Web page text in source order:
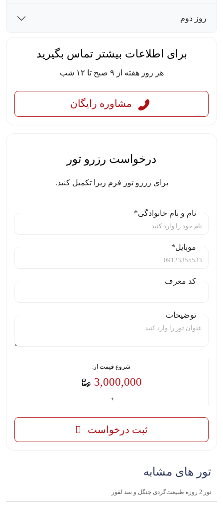
روز دوم
برای اطلاعات بیشتر تماس بگیرید
هر روز هفته از ۹ صبح تا ۱۲ شب
مشاوره رایگان
درخواست رزرو تور
برای رزرو تور فرم زیرا تکمیل کنید.
نام و نام خانوادگی*
موبایل*
کد معرف
توضیحات
شروع قیمت از:
3,000,000
ثبت درخواست
تور های مشابه
تور 2 روزه طبیعت‌گردی جنگل و سد لفور